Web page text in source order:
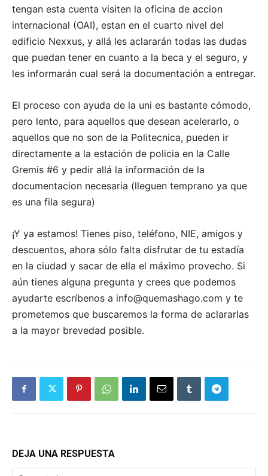
tengan esta cuenta visiten la oficina de accion
internacional (OAI), estan en el cuarto nivel del
edificio Nexxus, y allá les aclararán todas las dudas
que puedan tener en cuanto a la beca y el seguro, y
les informarán cual será la documentación a entregar.
El proceso con ayuda de la uni es bastante cómodo,
pero lento, para aquellos que desean acelerarlo, o
aquellos que no son de la Politecnica, pueden ir
directamente a la estación de policia en la Calle
Gremis #6 y pedir allá la información de la
documentacion necesaria (lleguen temprano ya que
es una fila segura)
¡Y ya estamos! Tienes piso, teléfono, NIE, amigos y
descuentos, ahora sólo falta disfrutar de tu estadía
en la ciudad y sacar de ella el máximo provecho. Si
aún tienes alguna pregunta y crees que podemos
ayudarte escríbenos a info@quemashago.com y te
prometemos que buscaremos la forma de aclararlas
a la mayor brevedad posible.
DEJA UNA RESPUESTA